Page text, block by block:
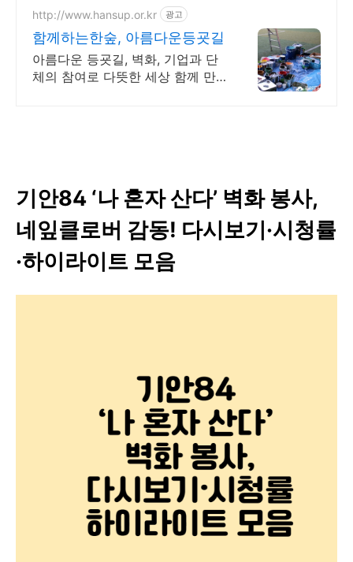
http://www.hansup.or.kr 광고
함께하는한숲, 아름다운등굣길
아름다운 등굣길, 벽화, 기업과 단
체의 참여로 다뜻한 세상 함께 만
기안84 ‘나 혼자 산다’ 벽화 봉사,
네잎클로버 감동! 다시보기·시청률
·하이라이트 모음